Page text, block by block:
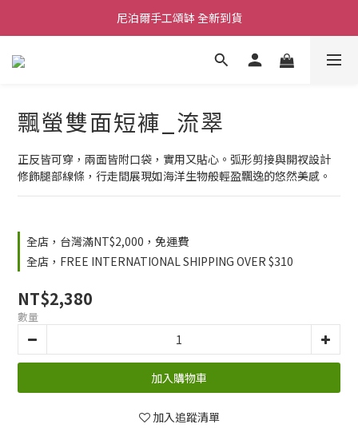
舒壓熱敷枕 全新到貨
尼泊爾手工頌缽 全新到貨
2026  春夏服飾 全新系列到貨
飄螢雙面短褲_流翠
正反皆可穿，兩面皆附口袋，實用又貼心。弧形剪接與開衩設計
修飾腿部線條，行走間展現如海洋生物般輕盈飄逸的悠然美感。
全店，台灣滿NT$2,000，免運費
全店，FREE INTERNATIONAL SHIPPING OVER $310
NT$2,380
數量
加入購物車
加入追蹤清單